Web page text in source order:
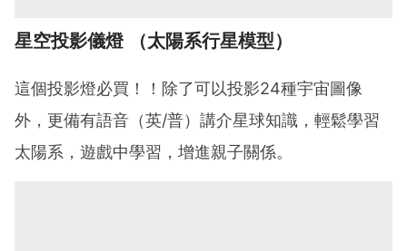
星空投影儀燈 （太陽系行星模型）
這個投影燈必買！！除了可以投影24種宇宙圖像
外，更備有語音（英/普）講介星球知識，輕鬆學習
太陽系，遊戲中學習，增進親子關係。